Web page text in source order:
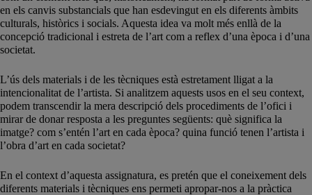
en els canvis substancials que han esdevingut en els diferents àmbits
culturals, històrics i socials. Aquesta idea va molt més enllà de la
concepció tradicional i estreta de l’art com a reflex d’una època i d’una
societat.
L’ús dels materials i de les tècniques està estretament lligat a la
intencionalitat de l’artista. Si analitzem aquests usos en el seu context,
podem transcendir la mera descripció dels procediments de l’ofici i
mirar de donar resposta a les preguntes següents: què significa la
imatge? com s’entén l’art en cada època? quina funció tenen l’artista i
l’obra d’art en cada societat?
En el context d’aquesta assignatura, es pretén que el coneixement dels
diferents materials i tècniques ens permeti apropar-nos a la pràctica